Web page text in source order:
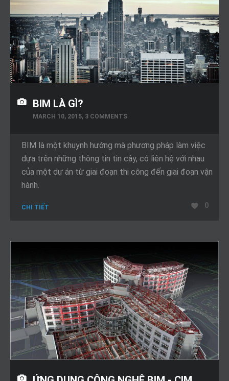
BIM LÀ GÌ?
MARCH 10, 2015, 3 COMMENTS
BIM là một khuynh hướng mà phương pháp làm việc
dựa trên những thông tin tin cậy, có liên hệ với nhau
của một dự án từ giai đoạn thi công đến giai đoạn vận
hành.
CHI TIẾT 0